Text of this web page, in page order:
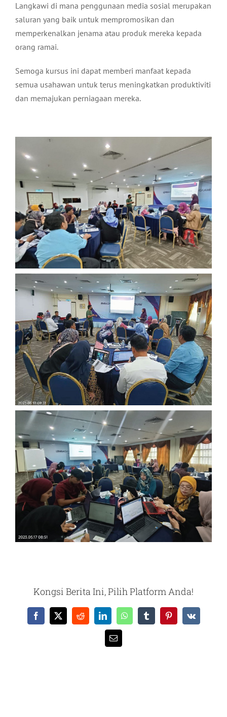
Langkawi di mana penggunaan media sosial merupakan
saluran yang baik untuk mempromosikan dan
memperkenalkan jenama atau produk mereka kepada
orang ramai.
Semoga kursus ini dapat memberi manfaat kepada
semua usahawan untuk terus meningkatkan produktiviti
dan memajukan perniagaan mereka.
Kongsi Berita Ini, Pilih Platform Anda!
Facebook
X RedditLinkedInWhatsAppTumblrPinterest
Vk
Email